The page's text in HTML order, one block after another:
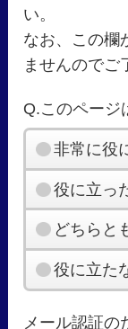
い。
なお、この欄
ませんのでご
Q.このページ
非常に役
役に立っ
どちらと
役に立た
メール認証の